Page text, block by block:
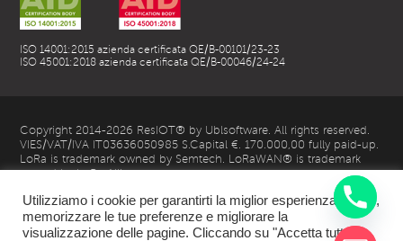
ISO 14001:2015 azienda certificata QE/B-00101/23-23
ISO 45001:2018 azienda certificata QE/B-00046/24-24
Copyright 2014-2026 ResIOT® by Ublsoftware. All rights reserved.
VIES/VAT/IVA IT03636050985 S.Capital €. 170.000,00 fully paid-up.
LoRa is trademark owned by Semtech. LoRaWAN® is trademark
owned by LoRa Alliance
Utilizziamo i cookie per garantirti la miglior esperienza utente,
memorizzare le tue preferenze e migliorare la
visualizzazione delle pagine. Cliccando su "Accetta tutto",